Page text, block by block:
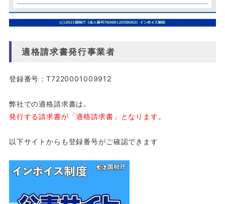
適格請求書発行事業者
登録番号：T7220001009912
弊社での適格請求書は､
発行する請求書が「適格請求書」となります 。
以下サイトからも登録番号がご確認できます